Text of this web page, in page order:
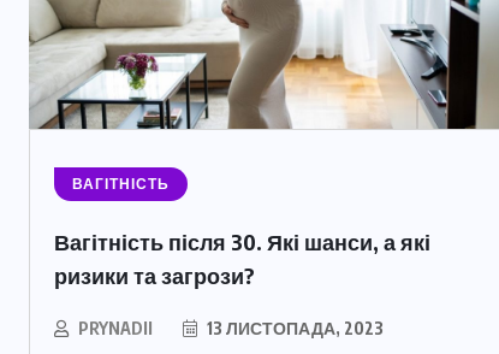
ВАГІТНІСТЬ
Вагітність після 30. Які шанси, а які
ризики та загрози?
PRYNADII 13 ЛИСТОПАДА, 2023